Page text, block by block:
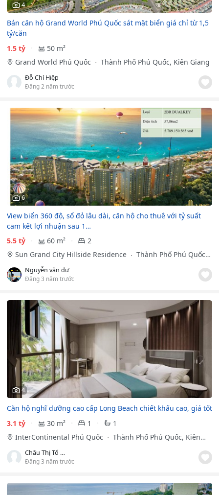
4
Bán căn hộ Grand World Phú Quốc sát mặt biển giá chỉ từ 1,5
tỷ/căn
1.5 tỷ
50 m²
Grand World Phú Quốc
Thành Phố Phú Quốc, Kiên Giang
Đỗ Chí Hiệp
Đăng 2 năm trước
6
View biển 360 độ, sổ đỏ lâu dài, căn hộ cho thuê với tỷ suất
cam kết lợi nhuận sau 1…
5.5 tỷ
60 m²
2
Sun Grand City Hillside Residence
Thành Phố Phú Quốc,
Kiên Giang
Nguyễn văn dư
Đăng 3 năm trước
4
Căn hộ nghĩ dưỡng cao cấp Long Beach chiết khấu cao, giá tốt
3.1 tỷ
30 m² 1
1
InterContinental Phú Quốc
Thành Phố Phú Quốc, Kiên
Châu Thị Tố Duy
Đăng 3 năm trước